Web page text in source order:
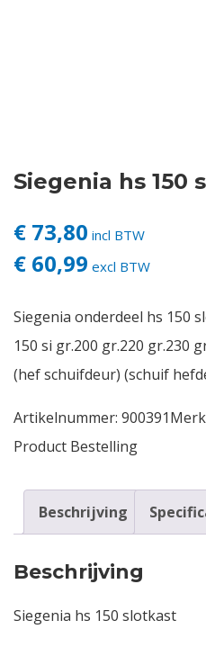
Vacatures
Siegenia hs 150
€ 73,80 incl BTW
€ 60,99 excl BTW
Siegenia onderdeel hs 150
150 si gr.200 gr.220 gr.230
(hef schuifdeur) (schuif
Artikelnummer: 900391
Product Bestelling
Beschrijving
Beschrijving
Siegenia hs 150 slotkast